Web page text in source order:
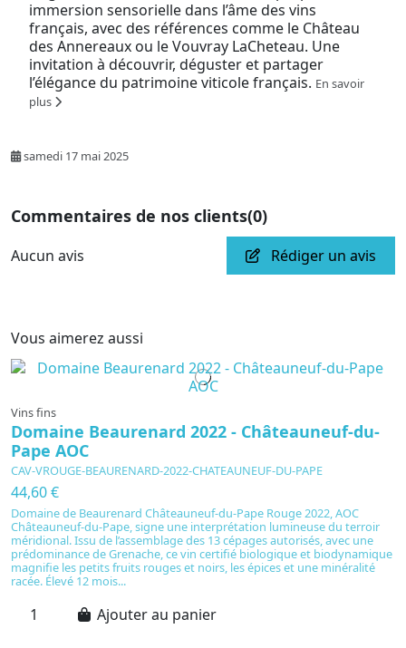
immersion sensorielle dans l’âme des vins
français, avec des références comme le Château
des Annereaux ou le Vouvray LaCheteau. Une
invitation à découvrir, déguster et partager
l’élégance du patrimoine viticole français. En savoir
plus
samedi 17 mai 2025
Commentaires de nos clients(0)
Aucun avis Rédiger un avis
Vous aimerez aussi
Vins fins
Domaine Beaurenard 2022 - Châteauneuf-du-
Pape AOC
CAV-VROUGE-BEAURENARD-2022-CHATEAUNEUF-DU-PAPE
44,60 €
Domaine de Beaurenard Châteauneuf-du-Pape Rouge 2022, AOC
Châteauneuf-du-Pape, signe une interprétation lumineuse du terroir
méridional. Issu de l’assemblage des 13 cépages autorisés, avec une
prédominance de Grenache, ce vin certifié biologique et biodynamique
magnifie les petits fruits rouges et noirs, les épices et une minéralité
racée. Élevé 12 mois...
Ajouter au panier